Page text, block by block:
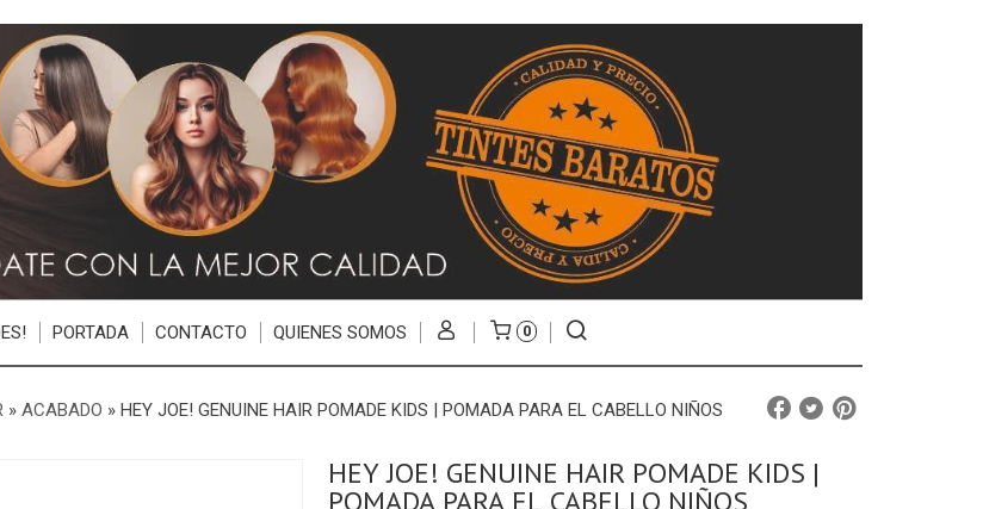
PORTADA CONTACTO QUIENES SOMOS 0
» ACABADO » HEY JOE! GENUINE HAIR POMADE KIDS | POMADA PARA EL CABELLO NIÑOS
HEY JOE! GENUINE HAIR POMADE KIDS |